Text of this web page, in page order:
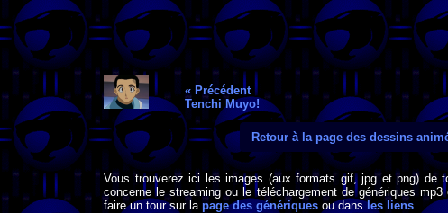
« Précédent
Tenchi Muyo!
Retour à la page des dessins
Vous trouverez ici les images (aux formats gif, jpg et png) de
concerne le streaming ou le téléchargement de génériques
faire un tour sur la page des génériques ou dansles liens